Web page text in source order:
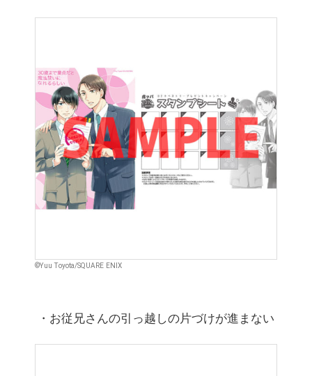
©Yuu Toyota/SQUARE ENIX
・お従兄さんの引っ越しの片づけが進まない